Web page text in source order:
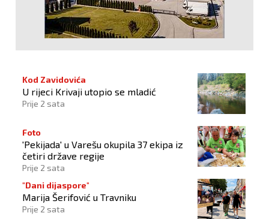
Kod Zavidovića
U rijeci Krivaji utopio se mladić
Prije 2 sata
Foto
'Pekijada' u Varešu okupila 37 ekipa iz
četiri države regije
Prije 2 sata
"Dani dijaspore"
Marija Šerifović u Travniku
Prije 2 sata